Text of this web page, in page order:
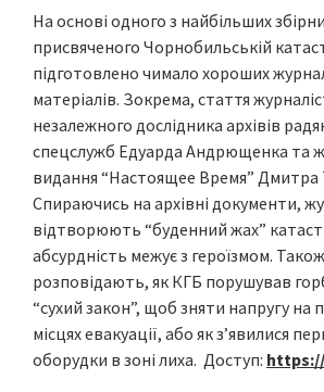
На основі одного з найбільших
присвяченого Чорнобильській
підготовлено чимало хороших
матеріалів. Зокрема, стаття
незалежного дослідника архівів
спецслужб Едуарда Андрющенка та
видання “Настоящее Время” Дмитра
Спираючись на архівні документи,
відтворюють “буденний жах”
абсурдність межує з героїзмом.
розповідають, як КГБ порушував
“сухий закон”, щоб зняти напругу на
місцях евакуації, або як з’явилися
оборудки в зоні лиха. Доступ: